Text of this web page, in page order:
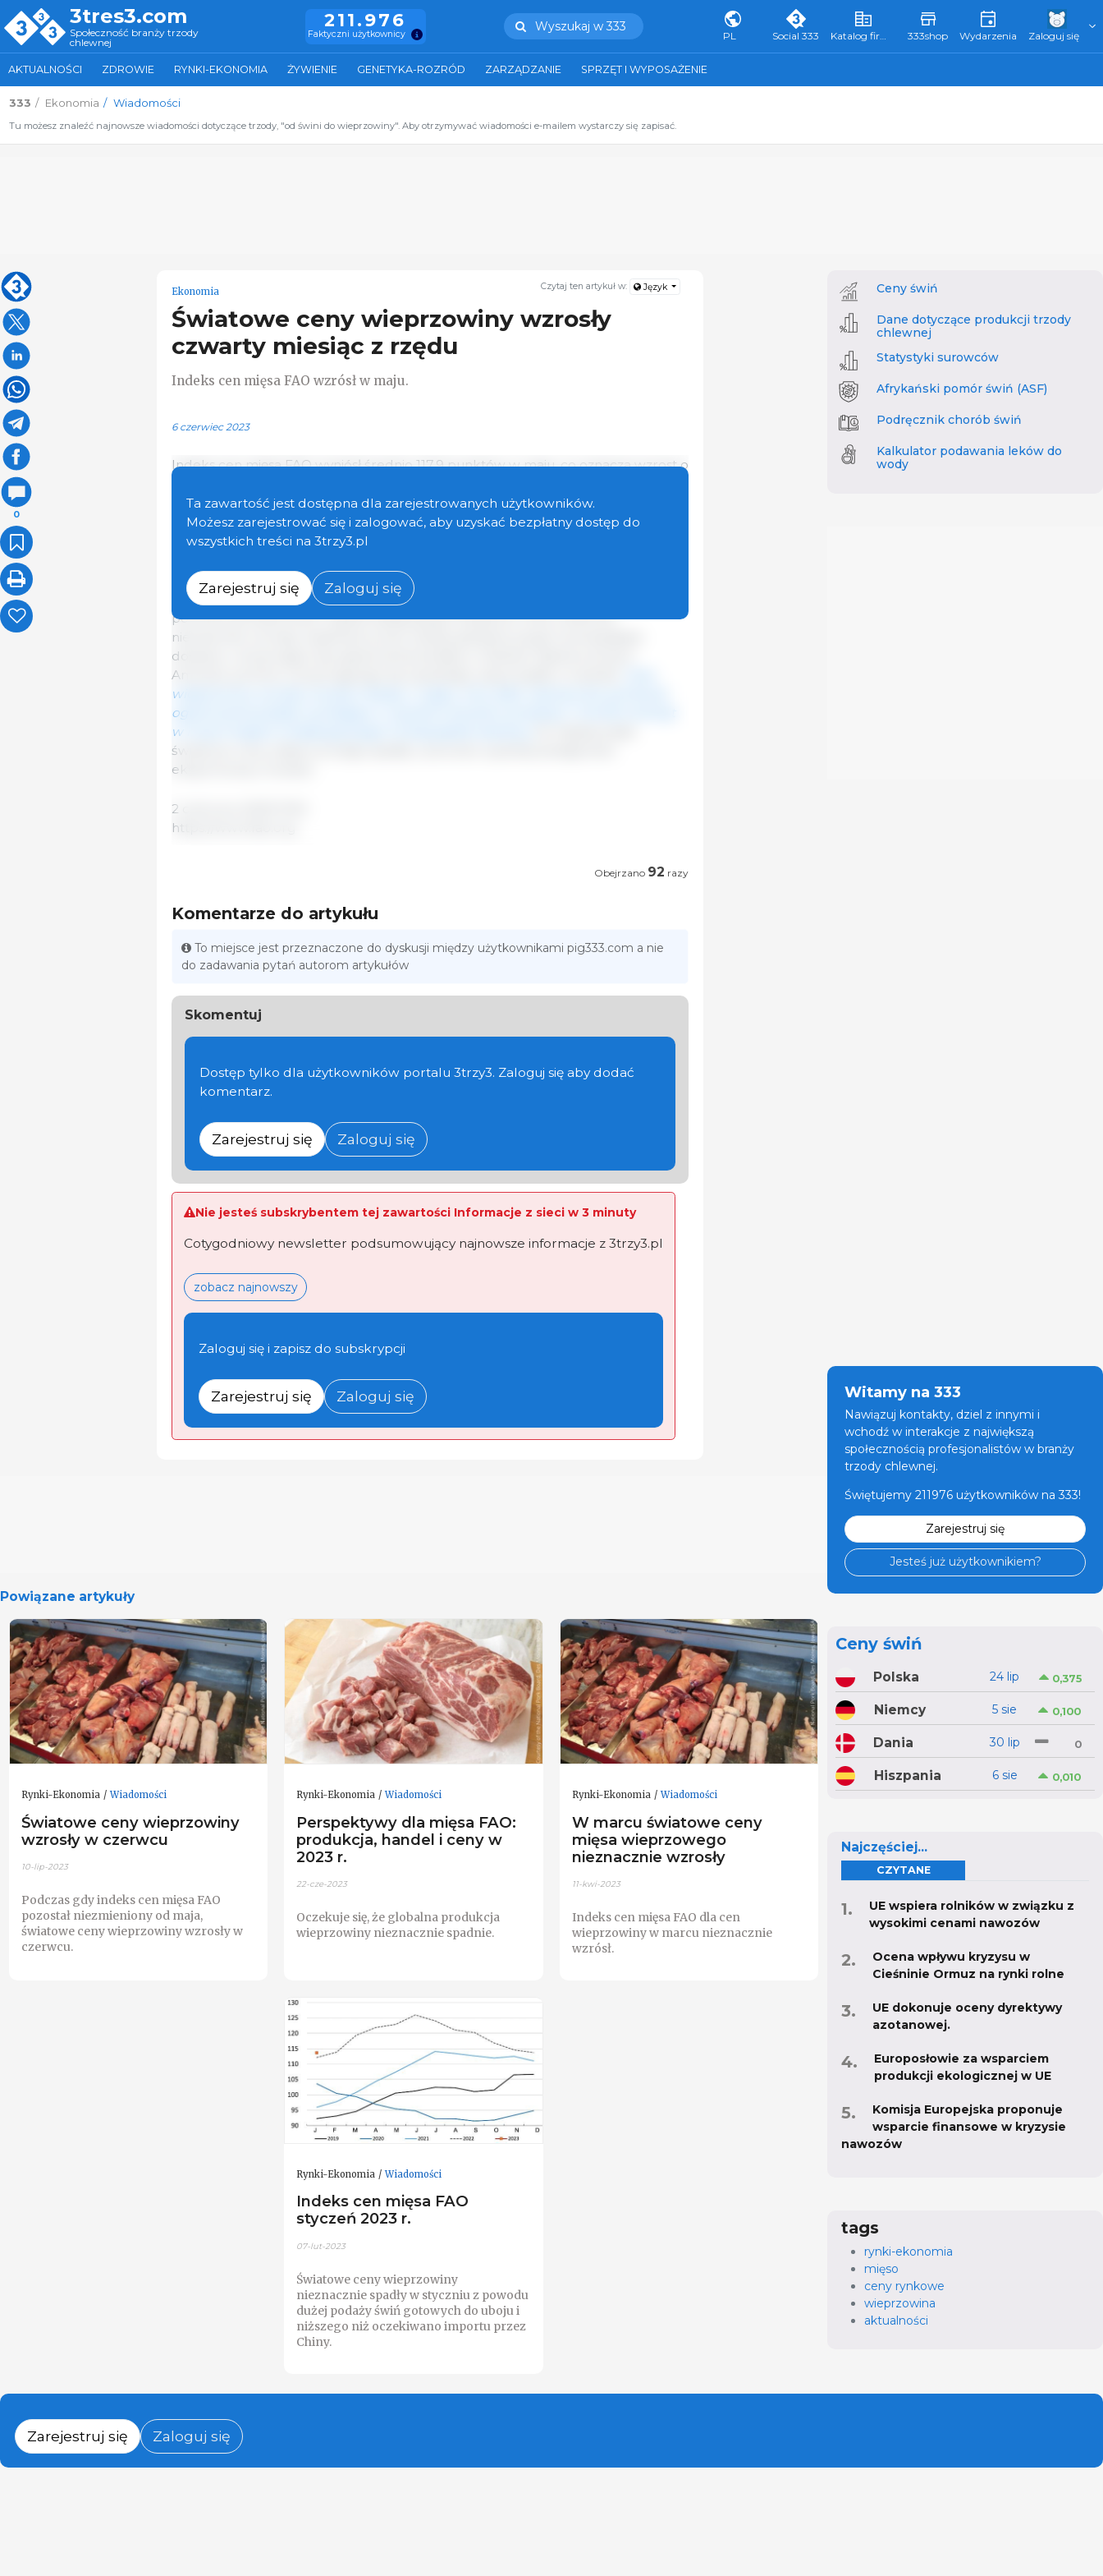
3tres3.com
Społeczność branży trzody
chlewnej
211.976
Faktyczni użytkownicy
Wyszukaj w 333
PL Social 333 Katalog firm 333 333shop Wydarzenia Zaloguj się
AKTUALNOŚCI ZDROWIE RYNKI-EKONOMIA ŻYWIENIE GENETYKA-ROZRÓD ZARZĄDZANIE SPRZĘT I WYPOSAŻENIE
333 Ekonomia Wiadomości
Tu możesz znaleźć najnowsze wiadomości dotyczące trzody, "od świni do wieprzowiny". Aby otrzymywać wiadomości e-mailem wystarczy się zapisać.
0
Czytaj ten artykuł w: Język
Ekonomia
Światowe ceny wieprzowiny wzrosły
czwarty miesiąc z rzędu
Indeks cen mięsa FAO wzrósł w maju.
6 czerwiec 2023
Indeks cen mięsa FAO wyniósł średnio 117,9 punktów w maju, co oznacza wzrost o
miesięczny wzrost, ale nadal 5,0 punktów (4,1%) poniżej jego wartości w
analogicznym miesiącu ubiegłego roku.
utrzymującym się wysokim popytem importowym, zwłaszcza z Azji, oraz pewnymi
obawami o potencjalne krótkoterminowe wyzwania związane z podażą z
powodu powszechnych ognisk ptasiej grypy. Światowe ceny wołowiny
nieznacznie wzrosły, wspierane przez wyższy globalny popyt na brazylijskie
dostawy i utrzymujące się ograniczenia podaży w Stanach Zjednoczonych
Ameryki, pomimo utrzymującego się wysokiego uboju bydła w Australii.
wieprzowiny wzrosły czwarty miesiąc z rzędu, choć tylko nieznacznie, ponieważ
ograniczenia podaży wynikające z wysokich kosztów produkcji i chorób zwierząt
w innych krajach zwiększyły popyt na brazylijskie dostawy.
światowe ceny mięsa owczego spadły z powodu wysokiej dostępności
eksportowej z Oceanii.
2 czerwca, 2023/ FAO.
https://www.fao.org
Ta zawartość jest dostępna dla zarejestrowanych użytkowników.
Możesz zarejestrować się i zalogować, aby uzyskać bezpłatny dostęp do
wszystkich treści na 3trzy3.pl
Zarejestruj się Zaloguj się
Obejrzano 92 razy
Komentarze do artykułu
To miejsce jest przeznaczone do dyskusji między użytkownikami pig333.com a nie
do zadawania pytań autorom artykułów
Skomentuj
Dostęp tylko dla użytkowników portalu 3trzy3. Zaloguj się aby dodać
komentarz.
Zarejestruj się Zaloguj się
Nie jesteś subskrybentem tej zawartości Informacje z sieci w 3 minuty
Cotygodniowy newsletter podsumowujący najnowsze informacje z 3trzy3.pl
zobacz najnowszy
Zaloguj się i zapisz do subskrypcji
Zarejestruj się Zaloguj się
Powiązane artykuły
Rynki-Ekonomia Wiadomości
Światowe ceny wieprzowiny
wzrosły w czerwcu
10-lip-2023
Podczas gdy indeks cen mięsa FAO
pozostał niezmieniony od maja,
światowe ceny wieprzowiny wzrosły w
czerwcu.
Rynki-Ekonomia Wiadomości
Perspektywy dla mięsa FAO:
produkcja, handel i ceny w
2023 r.
22-cze-2023
Oczekuje się, że globalna produkcja
wieprzowiny nieznacznie spadnie.
Rynki-Ekonomia Wiadomości
W marcu światowe ceny
mięsa wieprzowego
nieznacznie wzrosły
11-kwi-2023
Indeks cen mięsa FAO dla cen
wieprzowiny w marcu nieznacznie
wzrósł.
Rynki-Ekonomia Wiadomości
Indeks cen mięsa FAO
styczeń 2023 r.
07-lut-2023
Światowe ceny wieprzowiny
nieznacznie spadły w styczniu z powodu
dużej podaży świń gotowych do uboju i
niższego niż oczekiwano importu przez
Chiny.
Ceny świń
Dane dotyczące produkcji trzody
chlewnej
Statystyki surowców
Afrykański pomór świń (ASF)
Podręcznik chorób świń
Kalkulator podawania leków do
wody
Witamy na 333
Nawiązuj kontakty, dziel z innymi i
wchodź w interakcje z największą
społecznością profesjonalistów w branży
trzody chlewnej.
Świętujemy 211976 użytkowników na 333!
Zarejestruj się
Jesteś już użytkownikiem?
Ceny świń
Polska 24 lip 0,375
Niemcy 5 sie 0,100
Dania 30 lip 0
Hiszpania 6 sie 0,010
Najczęściej...
CZYTANE
UE wspiera rolników w związku z
wysokimi cenami nawozów
Ocena wpływu kryzysu w
Cieśninie Ormuz na rynki rolne
UE dokonuje oceny dyrektywy
azotanowej.
Europosłowie za wsparciem
produkcji ekologicznej w UE
Komisja Europejska proponuje
wsparcie finansowe w kryzysie
nawozów
tags
rynki-ekonomia
mięso
ceny rynkowe
wieprzowina
aktualności
Zarejestruj się Zaloguj się